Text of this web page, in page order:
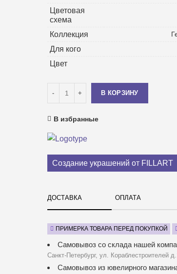
Цветовая
схема
Коллекция
Для кого
Цвет
В КОРЗИНУ
В избранные
Создание украшений от FILLART
ДОСТАВКА ОПЛАТА
ПРИМЕРКА ТОВАРА ПЕРЕД ПОКУПКОЙ
Самовывоз со склада нашей
Санкт-Петербург, ул. Кораблестроителей
Самовывоз из ювелирного